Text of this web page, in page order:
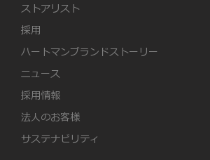
ストアリスト
採用
ハートマンブランドストーリー
ニュース
採用情報
法人のお客様
サステナビリティ